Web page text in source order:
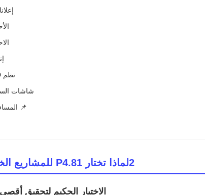
نظم LED الإعلانية المتنقلة
شاشات
📌
2لماذا تختار P4.81 للمشاريع الخارجية الكبيرة؟
الاختيار الحكيم لتحقيق